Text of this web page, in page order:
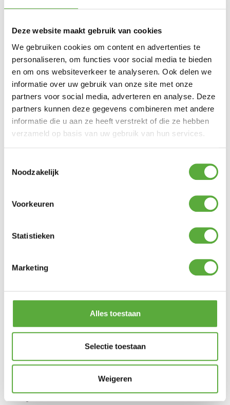
Deze website maakt gebruik van cookies
We gebruiken cookies om content en advertenties te
personaliseren, om functies voor social media te bieden
en om ons websiteverkeer te analyseren. Ook delen we
informatie over uw gebruik van onze site met onze
partners voor social media, adverteren en analyse. Deze
partners kunnen deze gegevens combineren met andere
informatie die u aan ze heeft verstrekt of die ze hebben
verzameld op basis van uw gebruik van hun services.
Noodzakelijk
Voorkeuren
Statistieken
Marketing
Alles toestaan
Selectie toestaan
Weigeren
RVS
28 cm
SKU
98317V